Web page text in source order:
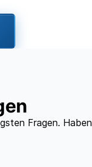
Fragen. Haben